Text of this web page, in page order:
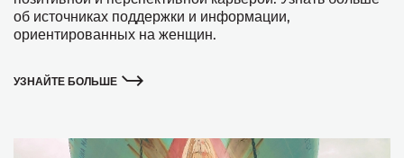
об источниках поддержки и информации,
ориентированных на женщин.
УЗНАЙТЕ БОЛЬШЕ